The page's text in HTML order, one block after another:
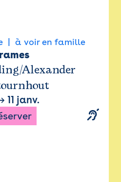
à voir en famille
Alexander
11 janv.